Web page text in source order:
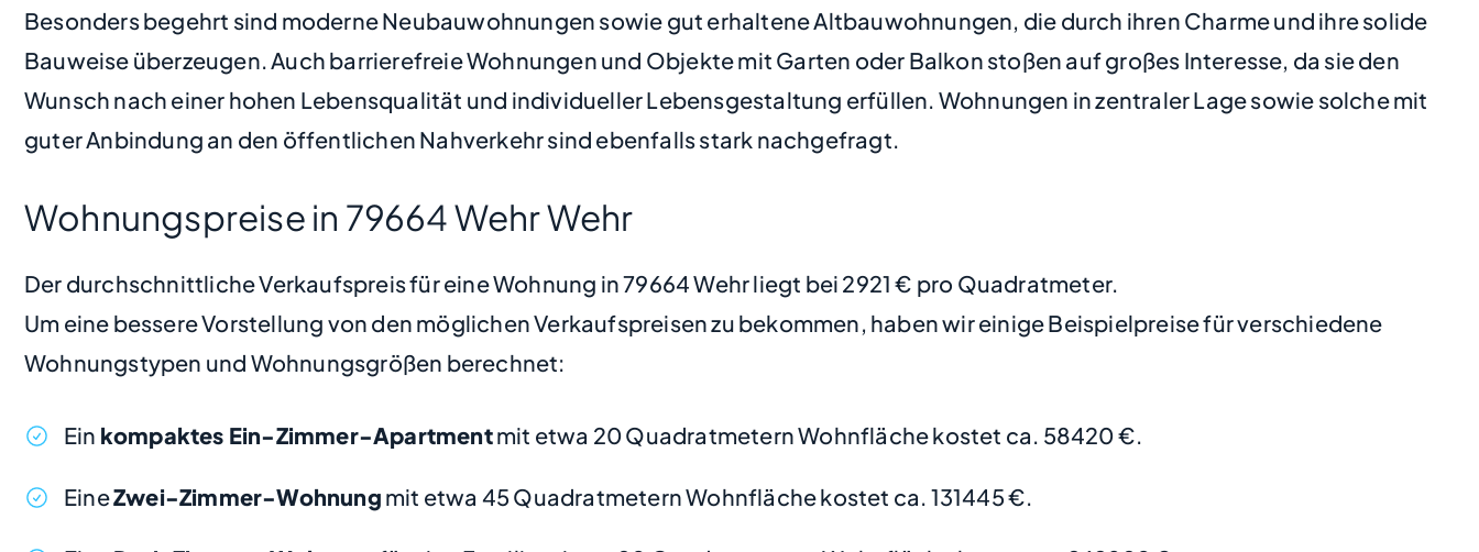
Besonders begehrt sind moderne Neubauwohnungen sowie gut erhaltene Altbauwohnungen, die durch ihren Charme und ihre solide
Bauweise überzeugen. Auch barrierefreie Wohnungen und Objekte mit Garten oder Balkon stoßen auf großes Interesse, da sie den
Wunsch nach einer hohen Lebensqualität und individueller Lebensgestaltung erfüllen. Wohnungen in zentraler Lage sowie solche mit
guter Anbindung an den öffentlichen Nahverkehr sind ebenfalls stark nachgefragt.
Wohnungspreise in 79664 Wehr Wehr
Der durchschnittliche Verkaufspreis für eine Wohnung in 79664 Wehr liegt bei 2921 € pro Quadratmeter.
Um eine bessere Vorstellung von den möglichen Verkaufspreisen zu bekommen, haben wir einige Beispielpreise für verschiedene
Wohnungstypen und Wohnungsgrößen berechnet:
Ein kompaktes Ein-Zimmer-Apartmentmit etwa 20 Quadratmetern Wohnfläche kostet ca. 58420 €.
EineZwei-Zimmer-Wohnung mit etwa 45 Quadratmetern Wohnfläche kostet ca. 131445 €.